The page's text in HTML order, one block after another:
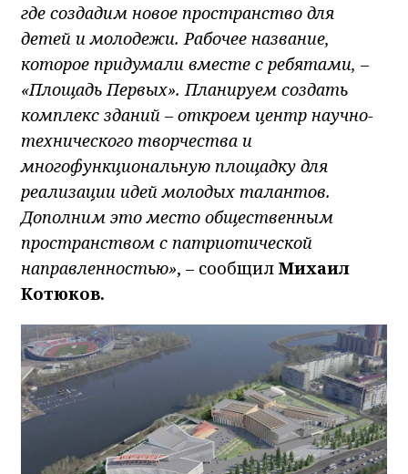
где создадим новое пространство для
детей и молодежи. Рабочее название,
которое придумали вместе с ребятами, –
«Площадь Первых». Планируем создать
комплекс зданий – откроем центр научно-
технического творчества и
многофункциональную площадку для
реализации идей молодых талантов.
Дополним это место общественным
пространством с патриотической
направленностью», – сообщил Михаил
Котюков.